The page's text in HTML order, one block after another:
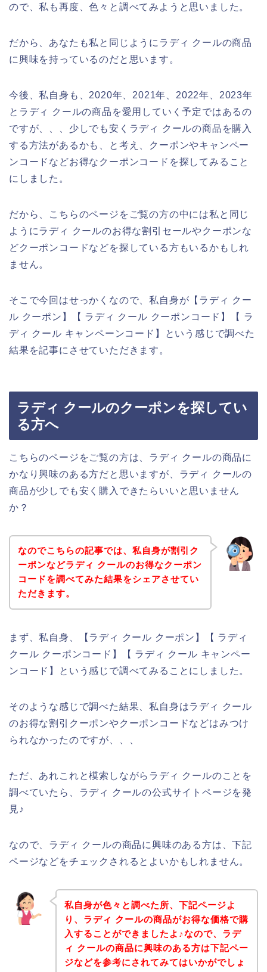
ので、私も再度、色々と調べてみようと思いました。
だから、あなたも私と同じようにラディ クールの商品
に興味を持っているのだと思います。
今後、私自身も、2020年、2021年、2022年、2023年
とラディ クールの商品を愛用していく予定ではあるの
ですが、、、少しでも安くラディ クールの商品を購入
する方法があるかも、と考え、クーポンやキャンペー
ンコードなどお得なクーポンコードを探してみること
にしました。
だから、こちらのページをご覧の方の中には私と同じ
ようにラディ クールのお得な割引セールやクーポンな
どクーポンコードなどを探している方もいるかもしれ
ません。
そこで今回はせっかくなので、私自身が【ラディ クー
ル クーポン】【 ラディ クール クーポンコード】【 ラ
ディ クール キャンペーンコード】という感じで調べた
結果を記事にさせていただきます。
ラディ クールのクーポンを探してい
る方へ
こちらのページをご覧の方は、ラディ クールの商品に
かなり興味のある方だと思いますが、ラディ クールの
商品が少しでも安く購入できたらいいと思いません
か？
なのでこちらの記事では、私自身が割引ク
ーポンなどラディ クールのお得なクーポン
コードを調べてみた結果をシェアさせてい
ただきます。
まず、私自身、【ラディ クール クーポン】【 ラディ
クール クーポンコード】【 ラディ クール キャンペー
ンコード】という感じで調べてみることにしました。
そのような感じで調べた結果、私自身はラディ クール
のお得な割引クーポンやクーポンコードなどはみつけ
られなかったのですが、、、
ただ、あれこれと模索しながらラディ クールのことを
調べていたら、ラディ クールの公式サイトページを発
見♪
なので、ラディ クールの商品に興味のある方は、下記
ページなどをチェックされるとよいかもしれません。
私自身が色々と調べた所、下記ページよ
り、ラディ クールの商品がお得な価格で購
入することができましたよ♪なので、ラデ
ィ クールの商品に興味のある方は下記ペー
ジなどを参考にされてみてはいかがでしょ